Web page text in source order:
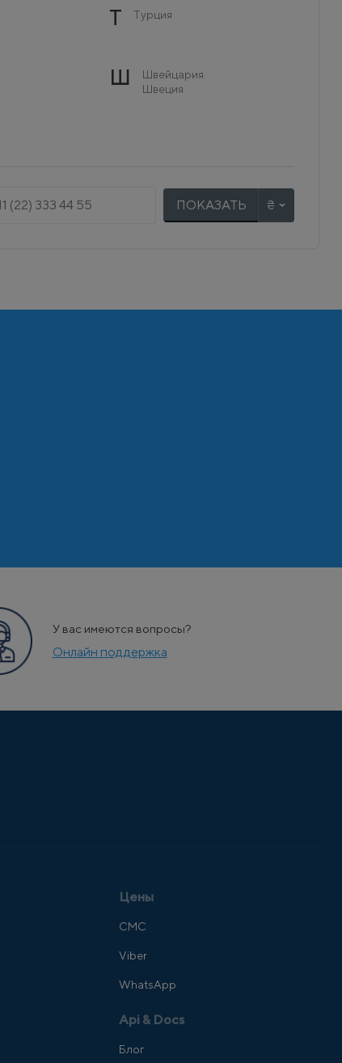
Т Турция
Ш
Швейцария
Швеция
ПОКАЗАТЬ
У вас имеются вопросы?
Онлайн поддержка
Цены
СМС
Viber
WhatsApp
Api & Docs
Блог